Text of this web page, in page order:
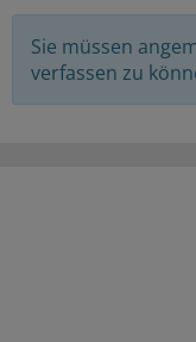
Sie müssen
verfassen zu